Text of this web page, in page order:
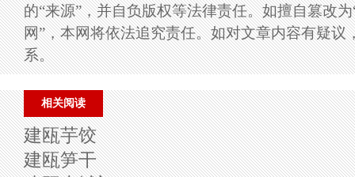
的“来源”，并自负版权等法律责任。如擅自篡改
网”，本网将依法追究责任。如对文章内容有疑议
系。
相关阅读
建瓯芋饺
建瓯笋干